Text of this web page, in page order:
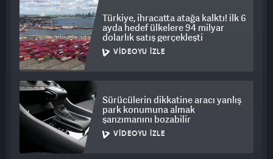
Türkiye, ihracatta atağa kalktı! ilk 6
ayda hedef ülkelere 94 milyar
dolarlık satış gerçekleşti
VIDEOYU İZLE
Sürücülerin dikkatine aracı yanlış
park konumuna almak
şanzımanını bozabilir
VIDEOYU İZLE